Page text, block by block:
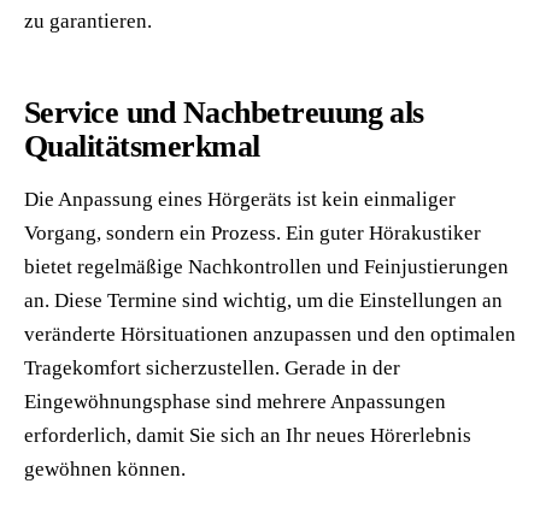
zu garantieren.
Service und Nachbetreuung als
Qualitätsmerkmal
Die Anpassung eines Hörgeräts ist kein einmaliger
Vorgang, sondern ein Prozess. Ein guter Hörakustiker
bietet regelmäßige Nachkontrollen und Feinjustierungen
an. Diese Termine sind wichtig, um die Einstellungen an
veränderte Hörsituationen anzupassen und den optimalen
Tragekomfort sicherzustellen. Gerade in der
Eingewöhnungsphase sind mehrere Anpassungen
erforderlich, damit Sie sich an Ihr neues Hörerlebnis
gewöhnen können.